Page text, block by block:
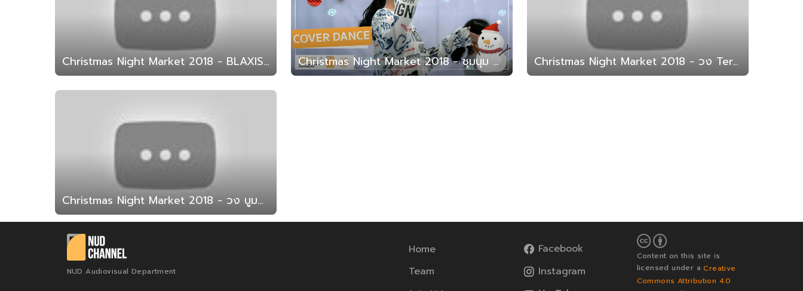
Christmas Night Market 2018 - BLAXIST cover dance (สาธิต มน. 2561) Christmas Night Market 2018 - ชุมนุม Cover Dance (สาธิต มน. 2561) Christmas Night Market 2018 - วง Terabyte (สาธิต มน. 2561)
Christmas Night Market 2018 - วง บูมกิมภูริว (สาธิต มน. 2561)
NUD Audiovisual Department
Home
Team
Facebook
Instagram
Content on this site is
licensed under aCreative
Commons Attribution 4.0